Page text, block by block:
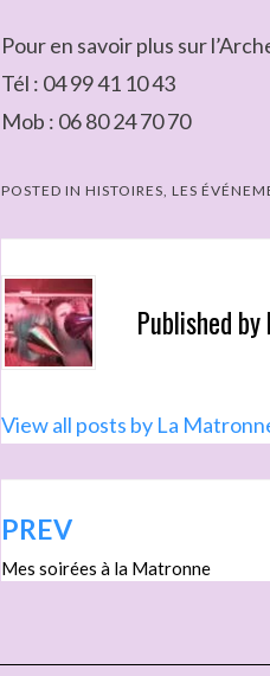
Pour en savoir plus sur
Tél : 04 99 41 10 43
Mob : 06 80 24 70 70
POSTED IN HISTOIRES, LES
Published by
View all posts by La
PREV
Mes soirées à la Matronne